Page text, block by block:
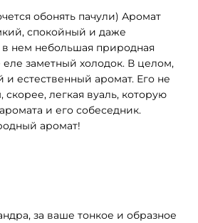
обонять пачули) Аромат
спокойный и даже
в нем небольшая природная
еле заметный холодок. В целом,
и естественный аромат. Его не
легкая вуаль, которую
и его собеседник.
аромат!
за ваше тонкое и образное